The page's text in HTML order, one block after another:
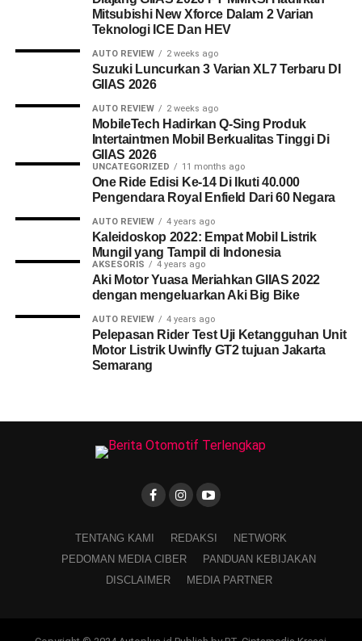
Mitsubishi New Xforce Dalam 2 Varian
Teknologi ICE Dan HEV
AUTO REVIEW 2 weeks ago
Suzuki Luncurkan 3 Varian XL7 Terbaru DI
GIIAS 2026
AUTO REVIEW 2 weeks ago
MobileTech Hadirkan Q-Sing Produk
Intertaintmen Mobil Berkualitas Tinggi Di
GIIAS 2026
UNCATEGORIZED 11 months ago
One Ride Edisi Ke-14 Di Ikuti 40.000
Pengendara Royal Enfield Dari 60 Negara
AUTO REVIEW 4 years ago
Kaleidoskop 2022: Empat Mobil Listrik
Mungil yang Tampil di Indonesia
AKSESORIS 4 years ago
Aki Motor Yuasa Meriahkan GIIAS 2022
dengan mengeluarkan Aki Big Bike
AUTO REVIEW 4 years ago
Pelepasan Rider Test Uji Ketangguhan Unit
Motor Listrik Uwinfly GT2 tujuan Jakarta
Semarang
TENTANG KAMI REDAKSI
NETWORK
PEDOMAN MEDIA CIBER
PANDUAN KEBIJAKAN
DISCLAIMER
MEDIA PARTNER